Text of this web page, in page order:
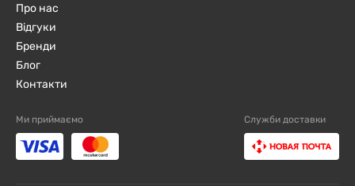
Про нас
Відгуки
Бренди
Блог
Контакти
Ми приймаємо Служби доставки